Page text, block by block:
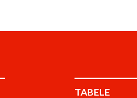
TABELE